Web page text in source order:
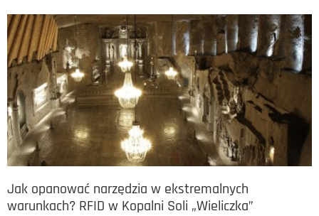
Jak opanować narzędzia w ekstremalnych
warunkach? RFID w Kopalni Soli „Wieliczka”​